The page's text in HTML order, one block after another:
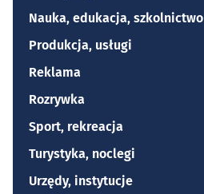
Nauka, edukacja, szkolnictwo
Produkcja, usługi
Reklama
Rozrywka
Sport, rekreacja
Turystyka, noclegi
Urzędy, instytucje